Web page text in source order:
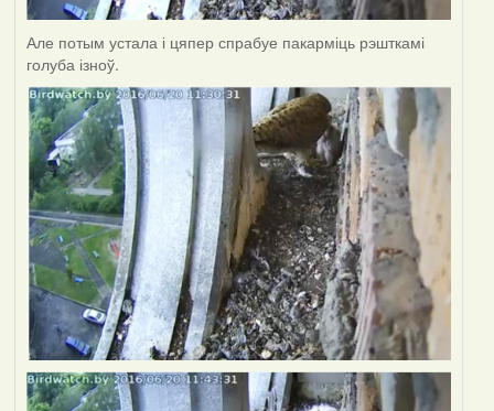
Але потым устала і цяпер спрабуе пакарміць рэшткамі
голуба ізноў.